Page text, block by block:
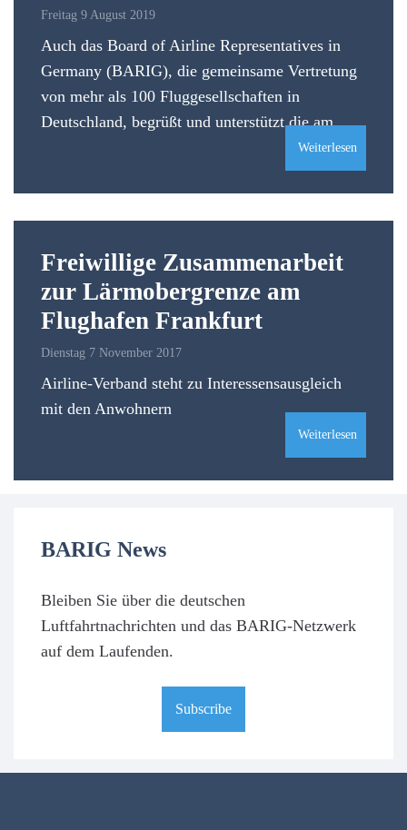
Freitag 9 August 2019
Auch das Board of Airline Representatives in
Germany (BARIG), die gemeinsame Vertretung
von mehr als 100 Fluggesellschaften in
Deutschland, begrüßt und unterstützt die am...
Weiterlesen
Freiwillige Zusammenarbeit
zur Lärmobergrenze am
Flughafen Frankfurt
Dienstag 7 November 2017
Airline-Verband steht zu Interessensausgleich
mit den Anwohnern
Weiterlesen
BARIG News
Bleiben Sie über die deutschen
Luftfahrtnachrichten und das BARIG-Netzwerk
auf dem Laufenden.
Subscribe